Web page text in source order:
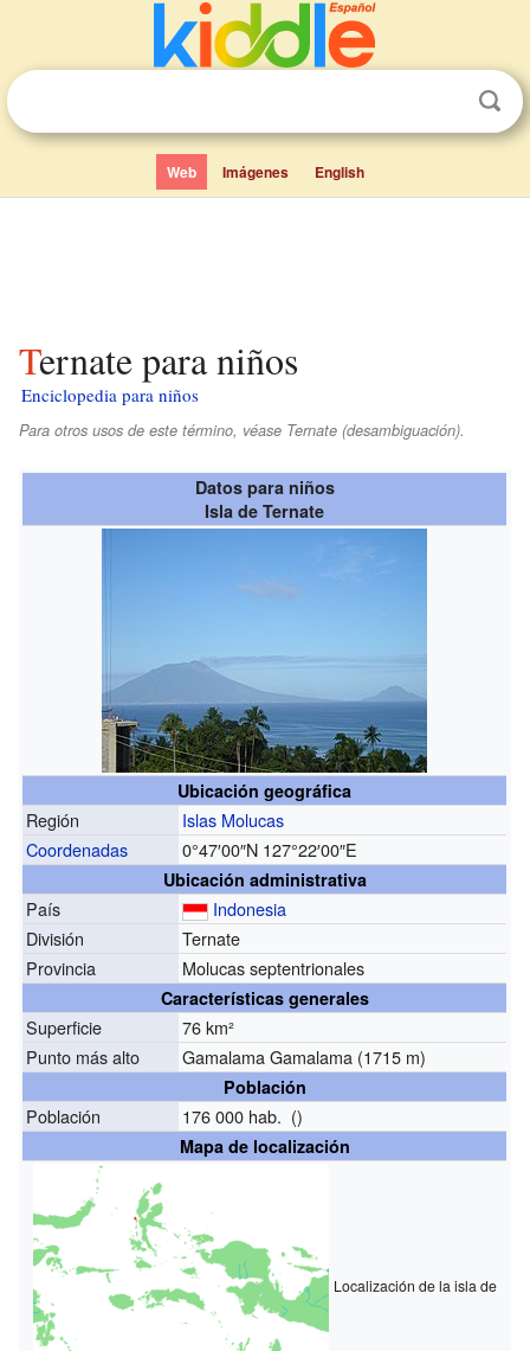
Web Imágenes English
Ternate para niños
Enciclopedia para niños
Para otros usos de este término, véase Ternate (desambiguación).
Datos para niños
Isla de Ternate
Ubicación geográfica
Región
Islas Molucas
Coordenadas
0°47′00″N 127°22′00″E
Ubicación administrativa
País
Indonesia
División
Ternate
Provincia
Molucas septentrionales
Características generales
Superficie
76 km²
Punto más alto
Gamalama Gamalama (1715 m)
Población
Población 176 000 hab. ()
Mapa de localización
Localización de la isla de